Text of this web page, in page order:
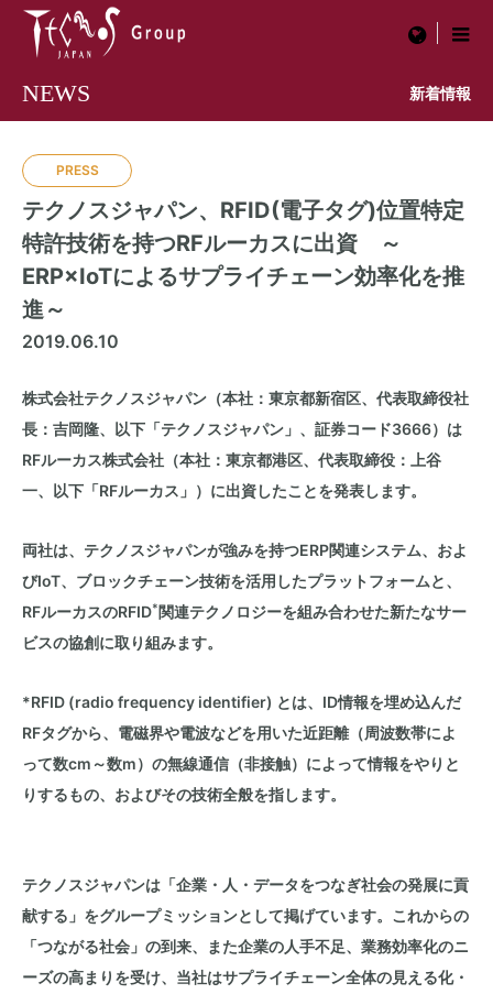
menu
NEWS 新着情報
PRESS
テクノスジャパン、RFID(電子タグ)位置特定
特許技術を持つRFルーカスに出資 ～
ERP×IoTによるサプライチェーン効率化を推
進～
2019.06.10
株式会社テクノスジャパン（本社：東京都新宿区、代表取締役社
長：吉岡隆、以下「テクノスジャパン」、証券コード3666）は
RFルーカス株式会社（本社：東京都港区、代表取締役：上谷
一、以下「RFルーカス」）に出資したことを発表します。
両社は、テクノスジャパンが強みを持つERP関連システム、およ
びIoT、ブロックチェーン技術を活用したプラットフォームと、
RFルーカスのRFID*関連テクノロジーを組み合わせた新たなサー
ビスの協創に取り組みます。
*RFID (radio frequency identifier) とは、ID情報を埋め込んだ
RFタグから、電磁界や電波などを用いた近距離（周波数帯によ
って数cm～数m）の無線通信（非接触）によって情報をやりと
りするもの、およびその技術全般を指します。
テクノスジャパンは「企業・人・データをつなぎ社会の発展に貢
献する」をグループミッションとして掲げています。これからの
「つながる社会」の到来、また企業の人手不足、業務効率化のニ
ーズの高まりを受け、当社はサプライチェーン全体の見える化・